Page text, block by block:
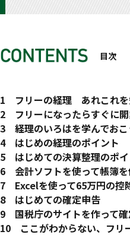
目次
はじめに
1 フリーの経理 あれこれを
1 営業が「攻め」ならば、経
2 経理のポイントは5つ。この
3 青色申告にしよう！ そして
くしよう
4 パソコンを使って65万円の
5 仕事専用の通帳とクレジッ
う
6 所得税、住民税、印紙税な
おこう
2 フリーになったらすぐに開
1 フリーの税金申告の窓口、
2 税務署に書類を提出する方
ておこう
3 開業届を税務署に提出しよ
4 青色申告の申請書を税務署
5 個人事業税の開業届を県税
の出納帳の書き方の練習① 日
6 現金と預金の出納帳の書き
3 経理のいろはを学んでおこ
1 正しい領収書の書き方を学ん
2 領収書に貼る収入印紙につ
3 領収書用紙の選び方と書き
4 請求書や領収書は紛失しな
4 はじめの経理のポイント
1 記帳する前の準備（事業用
2 プライベートの支出は事業
3 売上代金を受け取ったら「
4 仕入代金を支払ったら「仕入
5 税金や社会保険料の相手科
6 電気料金や水道料金は「水
5 はじめての決算整理のポイ
1 決算整理とは何かを理解し
2 未入金の売上を追加計上す
3 前受けの売上を振り替える
4 未払いの仕入を追加計上す
5 未払いの諸経費を追加計上
6 会計ソフトを使って帳簿を
1 Excel帳簿作成フォームと会
か？
2 会計ソフトの選び方
3 会計ソフトの導入設定のポ
7 Excelを使って65万円の控
1 Excel帳簿作成フォームの構
2 Excel帳簿作成フォームは無
3 現金出納帳シートを作って
8 はじめての確定申告
1 所得税の基本を押さえてお
2 国税庁の「所得税及び復興
9 国税庁のサイトを作って確
1 国税庁のサイトを使って確
10 ここがわからない、フリ